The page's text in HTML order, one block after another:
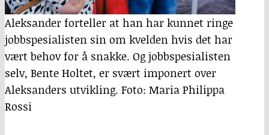
Aleksander forteller at han har kunnet ringe
jobbspesialisten sin om kvelden hvis det har
vært behov for å snakke. Og jobbspesialisten
selv, Bente Holtet, er svært imponert over
Aleksanders utvikling. Foto: Maria Philippa
Rossi